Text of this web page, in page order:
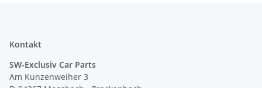
Kontakt
SW-Exclusiv Car Parts
Am Kunzenweiher 3